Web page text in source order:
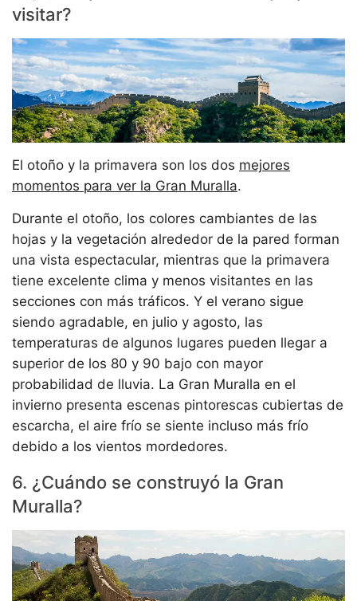
visitar?
El otoño y la primavera son los dos mejores
momentos para ver la Gran Muralla.
Durante el otoño, los colores cambiantes de las
hojas y la vegetación alrededor de la pared forman
una vista espectacular, mientras que la primavera
tiene excelente clima y menos visitantes en las
secciones con más tráficos. Y el verano sigue
siendo agradable, en julio y agosto, las
temperaturas de algunos lugares pueden llegar a
superior de los 80 y 90 bajo con mayor
probabilidad de lluvia. La Gran Muralla en el
invierno presenta escenas pintorescas cubiertas de
escarcha, el aire frío se siente incluso más frío
debido a los vientos mordedores.
6. ¿Cuándo se construyó la Gran
Muralla?